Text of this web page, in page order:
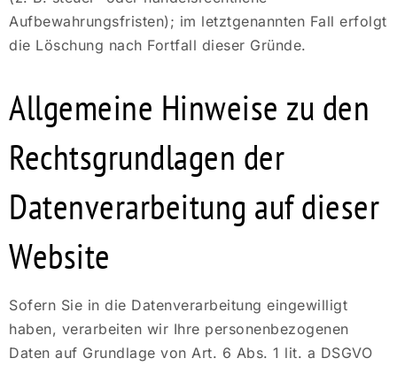
Aufbewahrungsfristen); im letztgenannten Fall erfolgt
die Löschung nach Fortfall dieser Gründe.
Allgemeine Hinweise zu den
Rechtsgrundlagen der
Datenverarbeitung auf dieser
Website
Sofern Sie in die Datenverarbeitung eingewilligt
haben, verarbeiten wir Ihre personenbezogenen
Daten auf Grundlage von Art. 6 Abs. 1 lit. a DSGVO